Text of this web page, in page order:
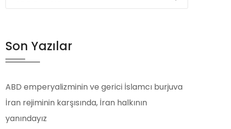
Son Yazılar
ABD emperyalizminin ve gerici İslamcı burjuva
İran rejiminin karşısında, İran halkının
yanındayız